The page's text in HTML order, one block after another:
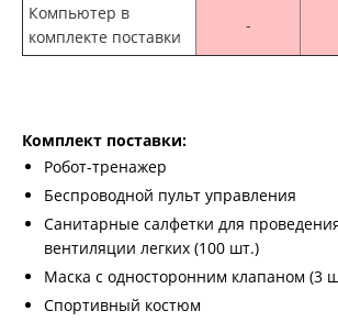
Компьютер в
комплекте поставки
-
Комплект поставки:
Робот-тренажер
Беспроводной пульт управления
Санитарные салфетки для
вентиляции легких (100 шт.)
Маска с односторонним клапаном (3
Спортивный костюм